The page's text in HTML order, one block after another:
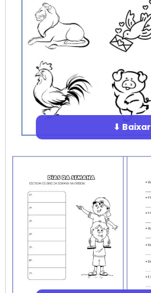
⬇ Baixar